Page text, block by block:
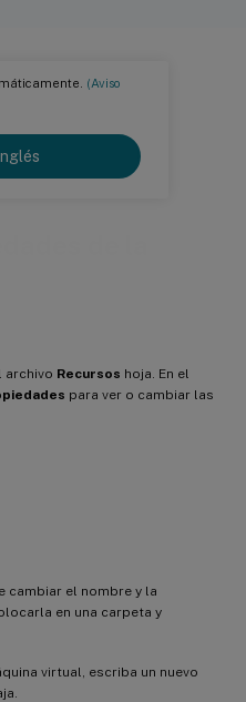
(Aviso
archivo Recursos hoja. En el
para ver o cambiar las
cambiar el nombre y la
en una carpeta y
virtual, escriba un nuevo